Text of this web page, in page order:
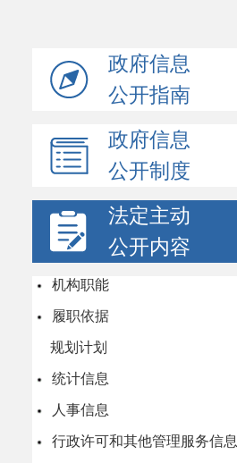
政府信息
公开指南
政府信息
公开制度
法定主动
公开内容
机构职能
履职依据
规划计划
统计信息
人事信息
行政许可和其他管理服务信息